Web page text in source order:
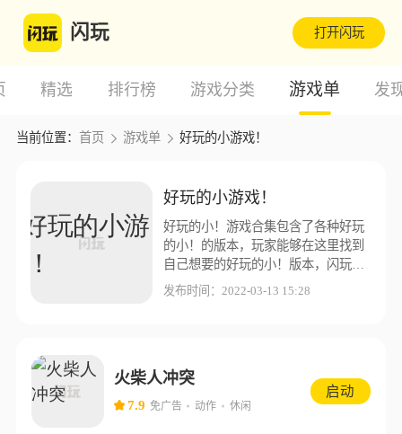
闪玩 打开闪玩
精选 排行榜 游戏分类 游戏单 发
当前位置： 首页 游戏单 好玩的小游戏！
好玩的小游戏！
好玩的小！游戏合集包含了各种好玩
的小！的版本，玩家能够在这里找到
自己想要的好玩的小！版本，闪玩游
戏盒子为了让玩家能够有更好的游戏
发布时间：2022-03-13 15:28
火柴人冲突
7.9 免广告 动作 休闲
启动